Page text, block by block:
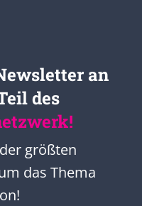
an
des
größten
das Thema